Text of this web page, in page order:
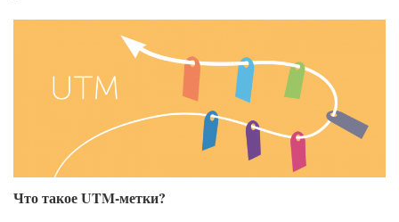
Что такое UTM-метки?